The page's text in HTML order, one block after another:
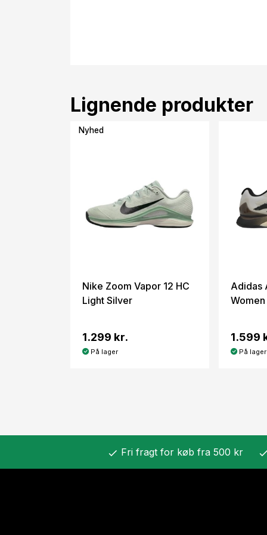
Lignende produkter
Nyhed
Nike Zoom Vapor 12 HC
Light Silver
1.299 kr.
På lager
Adidas
1.599
På lager
check Fri fragt for køb fra 500 kr